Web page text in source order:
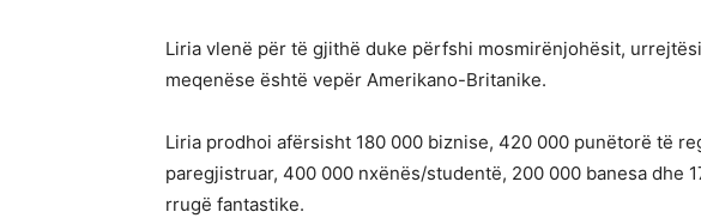
Liria vlenë për të gjithë duke përfshi mosmirënjohësit,
meqenëse është vepër Amerikano-Britanike.
Liria prodhoi afërsisht 180 000 biznise, 420 000 punëtorë të
paregjistruar, 400 000 nxënës/studentë, 200 000 banesa dhe
rrugë fantastike.